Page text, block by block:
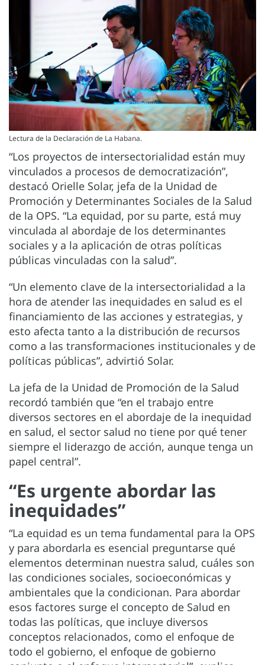
Lectura de la Declaración de La Habana.
“Los proyectos de intersectorialidad están muy
vinculados a procesos de democratización”,
destacó Orielle Solar, jefa de la Unidad de
Promoción y Determinantes Sociales de la Salud
de la OPS. “La equidad, por su parte, está muy
vinculada al abordaje de los determinantes
sociales y a la aplicación de otras políticas
públicas vinculadas con la salud”.
“Un elemento clave de la intersectorialidad a la
hora de atender las inequidades en salud es el
financiamiento de las acciones y estrategias, y
esto afecta tanto a la distribución de recursos
como a las transformaciones institucionales y de
políticas públicas”, advirtió Solar.
La jefa de la Unidad de Promoción de la Salud
recordó también que “en el trabajo entre
diversos sectores en el abordaje de la inequidad
en salud, el sector salud no tiene por qué tener
siempre el liderazgo de acción, aunque tenga un
papel central”.
“Es urgente abordar las
inequidades”
“La equidad es un tema fundamental para la OPS
y para abordarla es esencial preguntarse qué
elementos determinan nuestra salud, cuáles son
las condiciones sociales, socioeconómicas y
ambientales que la condicionan. Para abordar
esos factores surge el concepto de Salud en
todas las políticas, que incluye diversos
conceptos relacionados, como el enfoque de
todo el gobierno, el enfoque de gobierno